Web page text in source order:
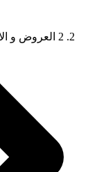
2 العروض و